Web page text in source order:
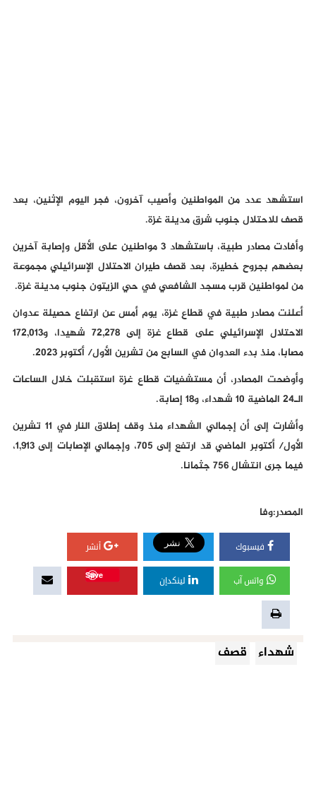
استشهد عدد من المواطنين وأصيب آخرون، فجر اليوم الإثنين، بعد
قصف للاحتلال جنوب شرق مدينة غزة.
وأفادت مصادر طبية، باستشهاد 3 مواطنين على الأقل وإصابة آخرين
بعضهم بجروح خطيرة، بعد قصف طيران الاحتلال الإسرائيلي مجموعة
من لمواطنين قرب مسجد الشافعي في حي الزيتون جنوب مدينة غزة.
أعلنت مصادر طبية في قطاع غزة، يوم أمس عن ارتفاع حصيلة عدوان
الاحتلال الإسرائيلي على قطاع غزة إلى 72,278 شهيدا، و172,013
مصابا، منذ بدء العدوان في السابع من تشرين الأول/ أكتوبر 2023.
وأوضحت المصادر، أن مستشفيات قطاع غزة استقبلت خلال الساعات
الـ24 الماضية 10 شهداء، و18 إصابة.
وأشارت إلى أن إجمالي الشهداء منذ وقف إطلاق النار في 11 تشرين
الأول/ أكتوبر الماضي قد ارتفع إلى 705، وإجمالي الإصابات إلى 1,913،
فيما جرى انتشال 756 جثمانا.
المصدر:وفا
فيسبوك أنشر
واتس آب لينكدإن
Save
شهداء قصف